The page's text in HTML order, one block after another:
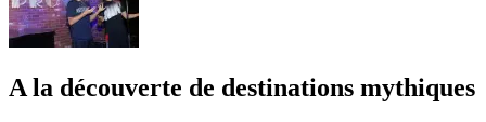
A la découverte de destinations mythiques